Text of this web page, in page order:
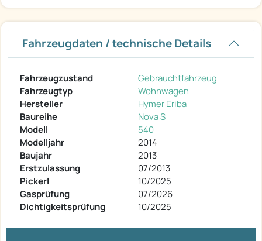
Fahrzeugdaten / technische Details
Fahrzeugzustand
Gebrauchtfahrzeug
Fahrzeugtyp
Wohnwagen
Hersteller
Hymer Eriba
Baureihe
Nova S
Modell
540
Modelljahr
2014
Baujahr
2013
Erstzulassung
07/2013
Pickerl
10/2025
Gasprüfung
07/2026
Dichtigkeitsprüfung
10/2025